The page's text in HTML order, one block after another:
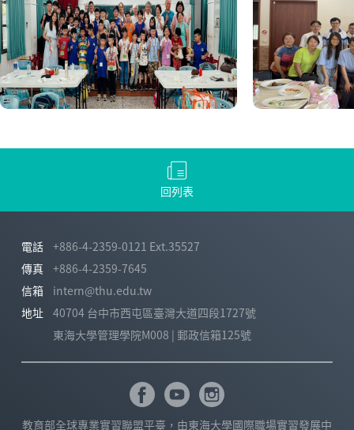
回列表
電話
+886-4-2359-0121 Ext.35527
傳真
+886-4-2359-7645
信箱
intern@thu.edu.tw
地址
40704 台中市西屯區臺灣大道四段1727號
東海大學管理學院M008 | 郵政信箱125號
教育部全球專業實習聯盟平臺，由東海大學國際職場實習發展中